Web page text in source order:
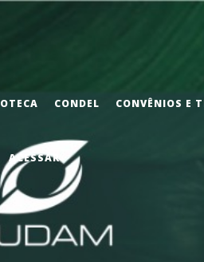
CONDEL CONVÊNIOS E
ACESSAR